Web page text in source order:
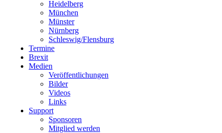
Heidelberg
München
Münster
Nürnberg
Schleswig/Flensburg
Termine
Brexit
Medien
Veröffentlichungen
Bilder
Videos
Links
Support
Sponsoren
Mitglied werden